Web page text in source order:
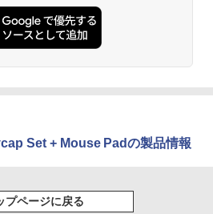
Set + Mouse Padの製品情報
プページに戻る